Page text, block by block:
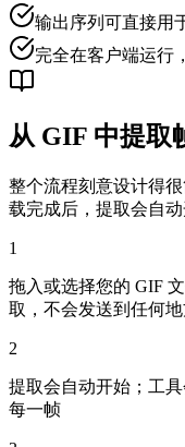
输出序列可直接用
完全在客户端运行
从 GIF 中提取
整个流程刻意设计得
载完成后，提取会自动
1
拖入或选择您的 GIF
取，不会发送到任何
2
提取会自动开始；工
每一帧